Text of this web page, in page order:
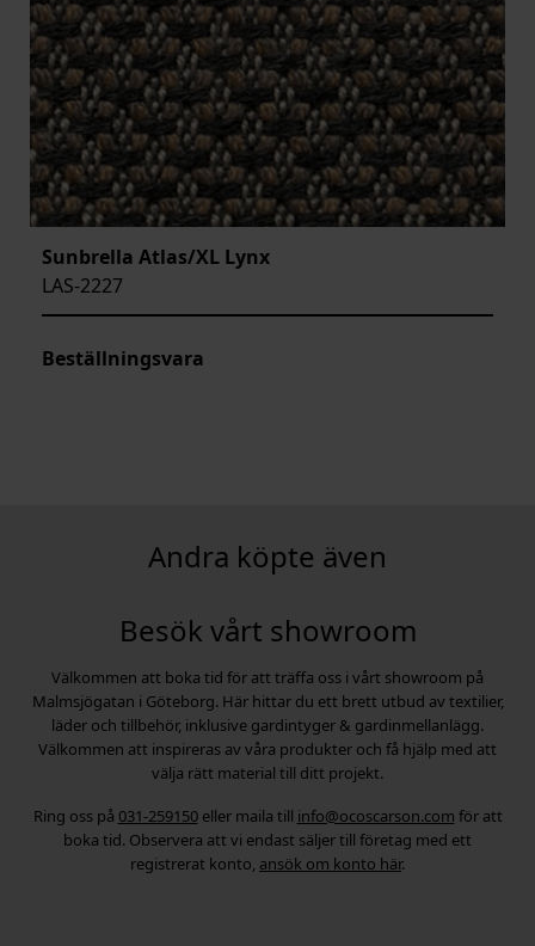
Sunbrella Atlas/XL Lynx
LAS-2227
Beställningsvara
Besök vårt showroom
Välkommen att boka tid för att träffa oss i vårt showroom på
Malmsjögatan i Göteborg. Här hittar du ett brett utbud av textilier,
läder och tillbehör, inklusive gardintyger & gardinmellanlägg.
Välkommen att inspireras av våra produkter och få hjälp med att
välja rätt material till ditt projekt.
Ring oss på 031-259150eller maila till info@ocoscarson.com för att
boka tid. Observera att vi endast säljer till företag med ett
registrerat konto, ansök om konto här.